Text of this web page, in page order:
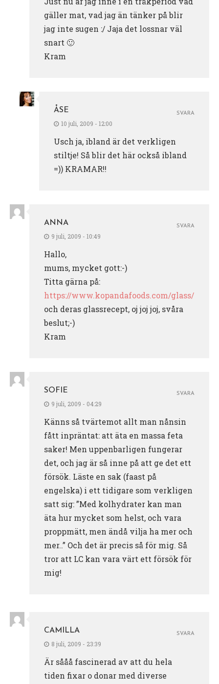
gäller mat, vad jag än tänker på blir
jag inte sugen :/ Jaja det lossnar väl
snart 🙂
Kram
ÅSE
10 juli, 2009 - 12:00
Usch ja, ibland är det verkligen
stiltje! Så blir det här också ibland
=)) KRAMAR!!
SVARA
ANNA
9 juli, 2009 - 10:49
Hallo,
mums, mycket gott:-)
Titta gärna på:
https://www.kopandafoods.com/glass/
och deras glassrecept, oj joj joj, svåra
beslut;-)
Kram
SVARA
SOFIE
9 juli, 2009 - 04:29
Känns så tvärtemot allt man nånsin
fått inpräntat: att äta en massa feta
saker! Men uppenbarligen fungerar
det, och jag är så inne på att ge det ett
försök. Läste en sak (faast på
engelska) i ett tidigare som verkligen
satt sig: ”Med kolhydrater kan man
äta hur mycket som helst, och vara
proppmätt, men ändå vilja ha mer och
mer..” Och det är precis så för mig. Så
tror att LC kan vara värt ett försök för
mig!
SVARA
CAMILLA
8 juli, 2009 - 23:39
Är sååå fascinerad av att du hela
tiden fixar o donar med diverse
SVARA